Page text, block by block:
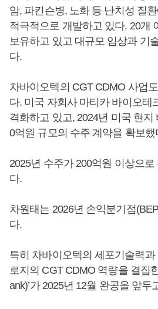
암, 파킨슨병, 노화 등 난치성 질
적극적으로 개발하고 있다. 20개
보유하고 있고 대규모 임상과 기
다.
차바이오텍의 CGT CDMO 사업
다. 미국 자회사 마티카 바이오테
격화하고 있고, 2024년 미국 현지
0억원 규모의 수주 계약을 확보했
2025년 수주가 200억원 이상으
다.
차원태는 2026년 손익분기점
다.
특히 차바이오텍의 세포기술력
로지의 CGT CDMO 역량을 결집
ank)’가 2025년 12월 완공을 앞두